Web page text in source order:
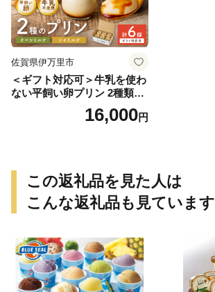
佐賀県伊万里市
＜ギフト対応可＞牛乳を使わ
ない平飼い卵プリン 2種類セ
ット計6個 129-F28916,000円
この返礼品を見た人は
こんな返礼品も見ています